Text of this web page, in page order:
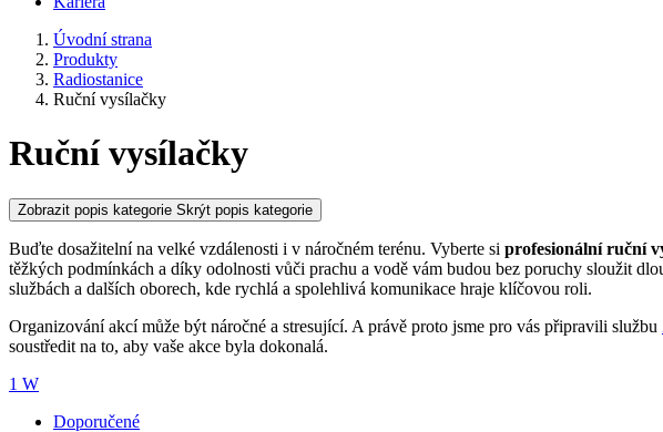
Úvodní strana
Produkty
Radiostanice
Ruční vysílačky
Ruční vysílačky
Zobrazit popis kategorie Skrýt popis kategorie
Buďte dosažitelní na velké vzdálenosti i v náročném terénu. Vyberte si profesionální ruční
těžkých podmínkách a díky odolnosti vůči prachu a vodě vám budou bez poruchy sloužit
službách a dalších oborech, kde rychlá a spolehlivá komunikace hraje klíčovou roli.
Organizování akcí může být náročné a stresující. A právě proto jsme pro vás připravili službu
soustředit na to, aby vaše akce byla dokonalá.
1 W
Doporučené